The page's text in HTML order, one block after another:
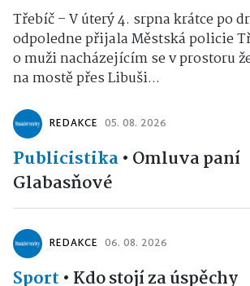
Třebíč – V úterý 4. srpna krátce po
odpoledne přijala Městská policie
o muži nacházejícím se v prostoru
na mostě přes Libuši...
REDAKCE 05. 08. 2026
Publicistika• Omluva paní
Glabasňové
REDAKCE 06. 08. 2026
Sport • Kdo stojí za úspěchy